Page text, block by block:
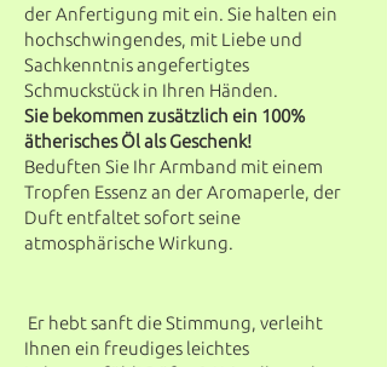
der Anfertigung mit ein. Sie halten ein
hochschwingendes, mit Liebe und
Sachkenntnis angefertigtes
Schmuckstück in Ihren Händen.
Sie bekommen zusätzlich ein 100%
ätherisches Öl als Geschenk!
Beduften Sie Ihr Armband mit einem
Tropfen Essenz an der Aromaperle, der
Duft entfaltet sofort seine
atmosphärische Wirkung.
Er hebt sanft die Stimmung, verleiht
Ihnen ein freudiges leichtes